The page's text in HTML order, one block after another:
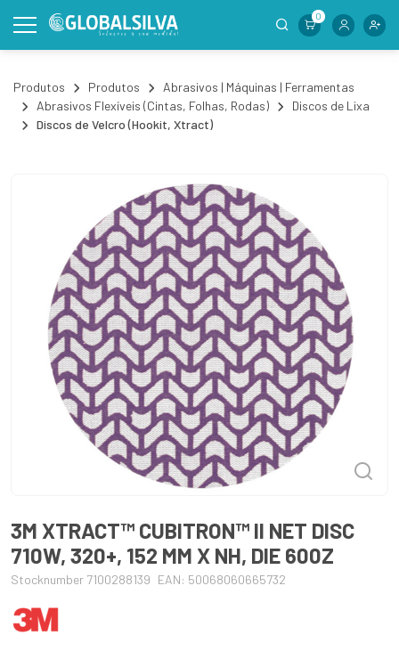
0
Produtos Produtos
Abrasivos | Máquinas | Ferramentas
Abrasivos Flexíveis (Cintas, Folhas, Rodas)
Discos de Lixa
Discos de Velcro (Hookit, Xtract)
3M XTRACT™ CUBITRON™ II NET DISC
710W, 320+, 152 MM X NH, DIE 600Z
Stocknumber 7100288139 EAN: 50068060665732